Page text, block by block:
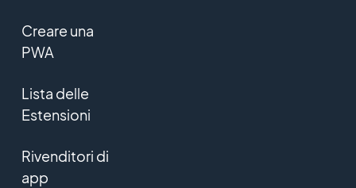
Creare una
PWA
Lista delle
Estensioni
Rivenditori di
app